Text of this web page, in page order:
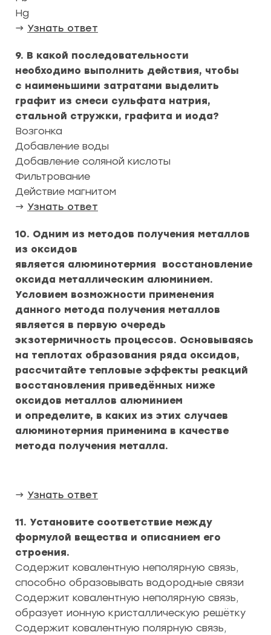
Hg
→ Узнать ответ
9. В какой последовательности
необходимо выполнить действия, чтобы
с наименьшими затратами выделить
графит из смеси сульфата натрия,
стальной стружки, графита и иода?
Возгонка
Добавление воды
Добавление соляной кислоты
Фильтрование
Действие магнитом
→ Узнать ответ
10. Одним из методов получения металлов
из оксидов
является алюминотермия восстановление
оксида металлическим алюминием.
Условием возможности применения
данного метода получения металлов
является в первую очередь
экзотермичность процессов. Основываясь
на теплотах образования ряда оксидов,
рассчитайте тепловые эффекты реакций
восстановления приведённых ниже
оксидов металлов алюминием
и определите, в каких из этих случаев
алюминотермия применима в качестве
метода получения металла.
→ Узнать ответ
11. Установите соответствие между
формулой вещества и описанием его
строения.
Содержит ковалентную неполярную связь,
способно образовывать водородные связи
Содержит ковалентную неполярную связь,
образует ионную кристаллическую решётку
Содержит ковалентную полярную связь,